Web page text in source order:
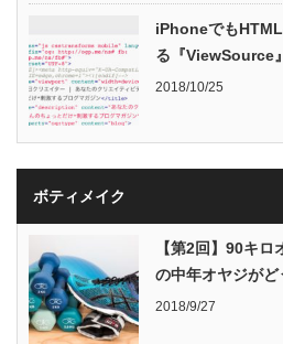
iPhoneでも
る『ViewSource
2018/10/25
ボティメイク
【第2回】90キ
の中年オヤジが
2018/9/27